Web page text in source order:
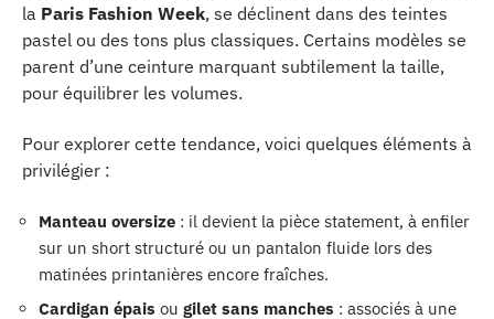
la Paris Fashion Week, se déclinent dans des teintes
pastel ou des tons plus classiques. Certains modèles se
parent d’une ceinture marquant subtilement la taille,
pour équilibrer les volumes.
Pour explorer cette tendance, voici quelques éléments à
privilégier :
Manteau oversize : il devient la pièce statement, à enfiler
sur un short structuré ou un pantalon fluide lors des
matinées printanières encore fraîches.
Cardigan épais ou gilet sans manches : associés à une